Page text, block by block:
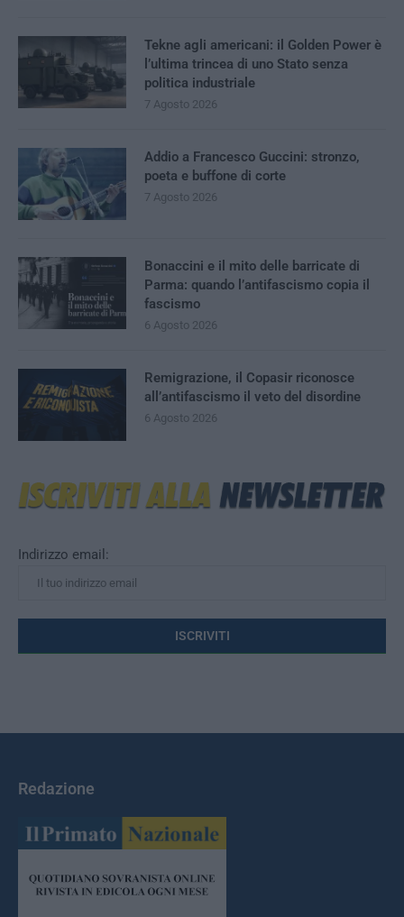
Indirizzo email:
Tekne agli americani: il Golden Power è
l’ultima trincea di uno Stato senza
politica industriale
7 Agosto 2026
Addio a Francesco Guccini: stronzo,
poeta e buffone di corte
7 Agosto 2026
Bonaccini e il mito delle barricate di
Parma: quando l’antifascismo copia il
fascismo
6 Agosto 2026
Remigrazione, il Copasir riconosce
all’antifascismo il veto del disordine
6 Agosto 2026
Redazione